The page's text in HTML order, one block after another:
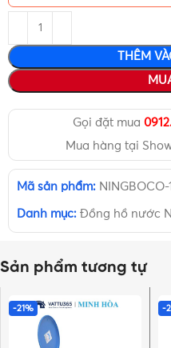
THÊM
Gọi đặt mua
Mua hàng tại
Mã sản phẩm: NINGBOCO-
Danh mục: Đồng hồ nước
Sản phẩm tương tự
-21% -